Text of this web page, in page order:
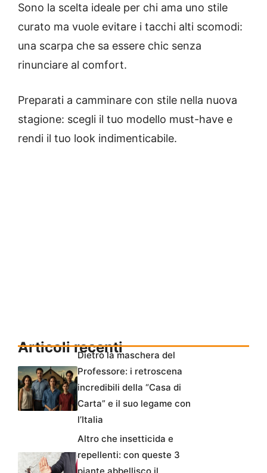
Sono la scelta ideale per chi ama uno stile
curato ma vuole evitare i tacchi alti scomodi:
una scarpa che sa essere chic senza
rinunciare al comfort.
Preparati a camminare con stile nella nuova
stagione: scegli il tuo modello must-have e
rendi il tuo look indimenticabile.
Articoli recentiDietro la maschera del
Professore: i retroscena
incredibili della “Casa di
Carta” e il suo legame con
l’Italia
Altro che insetticida e
repellenti: con queste 3